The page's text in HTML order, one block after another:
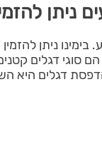
ניתן
ניתן
סוגי דגלים
דגלים היא